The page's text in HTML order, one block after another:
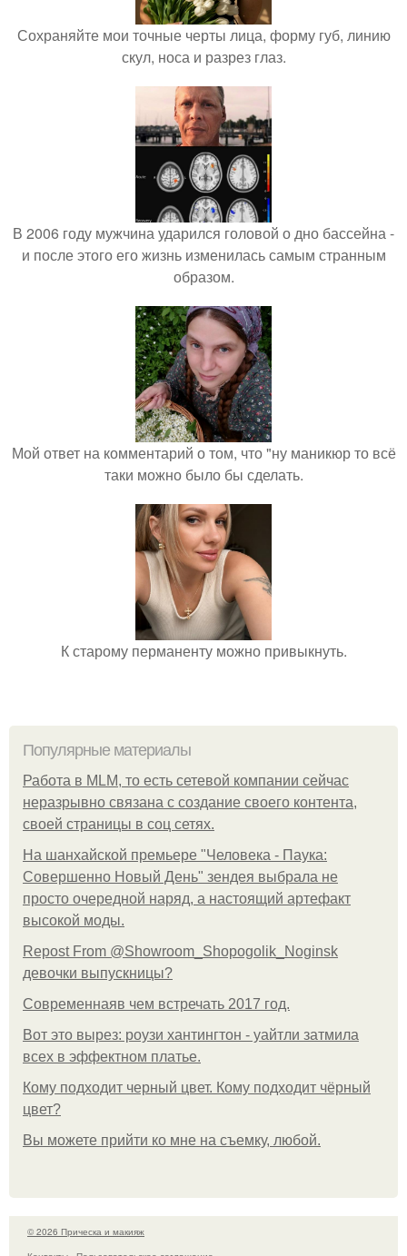
Сохраняйте мои точные черты лица, форму губ, линию
скул, носа и разрез глаз.
В 2006 году мужчина ударился головой о дно бассейна -
и после этого его жизнь изменилась самым странным
образом.
Мой ответ на комментарий о том, что "ну маникюр то всё
таки можно было бы сделать.
К старому перманенту можно привыкнуть.
Популярные материалы
Работа в MLM, то есть сетевой компании сейчас
неразрывно связана с создание своего контента,
своей страницы в соц сетях.
На шанхайской премьере "Человека - Паука:
Совершенно Новый День" зендея выбрала не
просто очередной наряд, а настоящий артефакт
высокой моды.
Repost From @Showroom_Shopogolik_Noginsk
девочки выпускницы?
Современнаяв чем встречать 2017 год.
Вот это вырез: роузи хантингтон - уайтли затмила
всех в эффектном платьe.
Кому подходит черный цвет. Кому подходит чёрный
цвет?
Вы можете прийти ко мне на съемку, любой.
© 2026 Прическа и макияж